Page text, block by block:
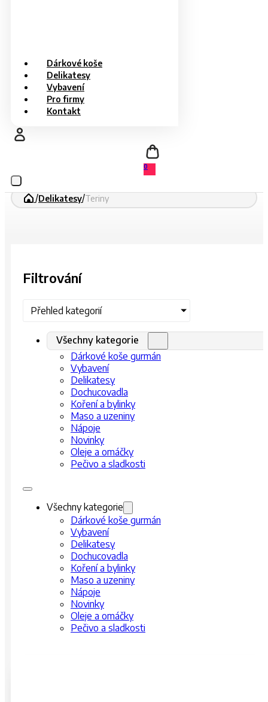
Dárkové koše
Delikatesy
Vybavení
Pro firmy
Kontakt
0
/Delikatesy/Teriny
Filtrování
Přehled kategorií
Všechny kategorie
Dárkové koše gurmán
Vybavení
Delikatesy
Dochucovadla
Koření a bylinky
Maso a uzeniny
Nápoje
Novinky
Oleje a omáčky
Pečivo a sladkosti
Všechny kategorie
Dárkové koše gurmán
Vybavení
Delikatesy
Dochucovadla
Koření a bylinky
Maso a uzeniny
Nápoje
Novinky
Oleje a omáčky
Pečivo a sladkosti